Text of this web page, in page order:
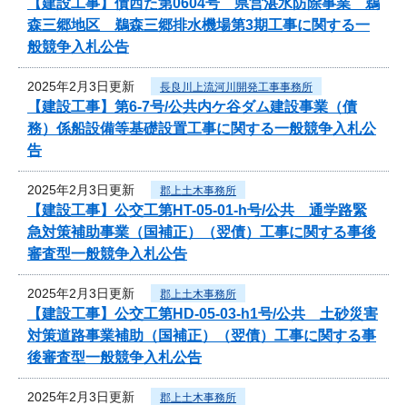
森三郷地区 鵜森三郷排水機場第3期工事に関する一
般競争入札公告
2025年2月3日更新 長良川上流河川開発工事事務所
【建設工事】第6-7号/公共内ケ谷ダム建設事業（債
務）係船設備等基礎設置工事に関する一般競争入札公
告
2025年2月3日更新 郡上土木事務所
【建設工事】公交工第HT-05-01-h号/公共 通学路緊
急対策補助事業（国補正）（翌債）工事に関する事後
審査型一般競争入札公告
2025年2月3日更新 郡上土木事務所
【建設工事】公交工第HD-05-03-h1号/公共 土砂災害
対策道路事業補助（国補正）（翌債）工事に関する事
後審査型一般競争入札公告
2025年2月3日更新 郡上土木事務所